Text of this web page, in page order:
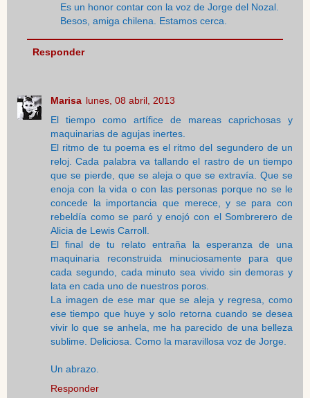
Es un honor contar con la voz de Jorge del Nozal.
Besos, amiga chilena. Estamos cerca.
Responder
Marisa lunes, 08 abril, 2013
El tiempo como artífice de mareas caprichosas y
maquinarias de agujas inertes.
El ritmo de tu poema es el ritmo del segundero de un
reloj. Cada palabra va tallando el rastro de un tiempo
que se pierde, que se aleja o que se extravía. Que se
enoja con la vida o con las personas porque no se le
concede la importancia que merece, y se para con
rebeldía como se paró y enojó con el Sombrerero de
Alicia de Lewis Carroll.
El final de tu relato entraña la esperanza de una
maquinaria reconstruida minuciosamente para que
cada segundo, cada minuto sea vivido sin demoras y
lata en cada uno de nuestros poros.
La imagen de ese mar que se aleja y regresa, como
ese tiempo que huye y solo retorna cuando se desea
vivir lo que se anhela, me ha parecido de una belleza
sublime. Deliciosa. Como la maravillosa voz de Jorge.
Un abrazo.
Responder